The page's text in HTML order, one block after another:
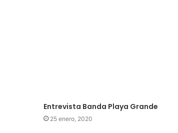
Entrevista Banda Playa Grande
25 enero, 2020